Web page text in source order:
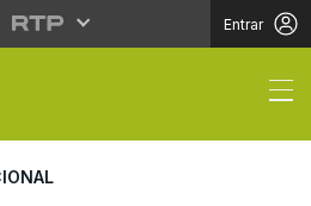
Entrar
adeus